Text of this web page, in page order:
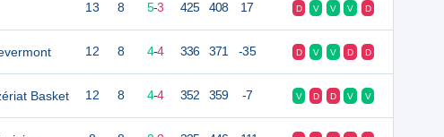
Basket
13 8 5-3 425 408 17 D V V V D
12 8 4-4 336 371 -35 D V V D D
12 8 4-4 352 359 -7 V D D V V